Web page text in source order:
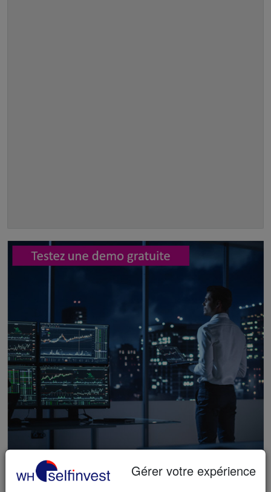
Gérer votre expérience